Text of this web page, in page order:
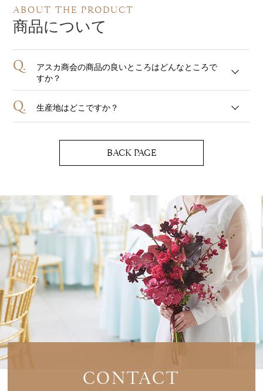
ABOUT THE PRODUCT
商品について
Q.
アスカ商会の商品の良いところはどんなところで
すか？
Q. 生産地はどこですか？
BACK PAGE
CONTACT